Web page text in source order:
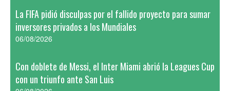
La FIFA pidió disculpas por el fallido proyecto para sumar
inversores privados a los Mundiales
06/08/2026
Con doblete de Messi, el Inter Miami abrió la Leagues Cup
con un triunfo ante San Luis